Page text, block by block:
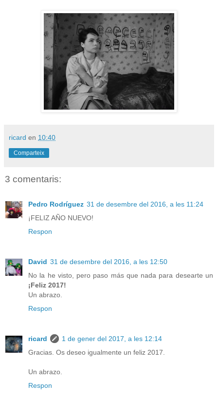
ricard en 10:40
Comparteix
3 comentaris:
Pedro Rodríguez 31 de desembre del 2016, a les 11:24
¡FELIZ AÑO NUEVO!
Respon
David 31 de desembre del 2016, a les 12:50
No la he visto, pero paso más que nada para desearte un
¡Feliz 2017!
Un abrazo.
Respon
ricard
1 de gener del 2017, a les 12:14
Gracias. Os deseo igualmente un feliz 2017.
Un abrazo.
Respon